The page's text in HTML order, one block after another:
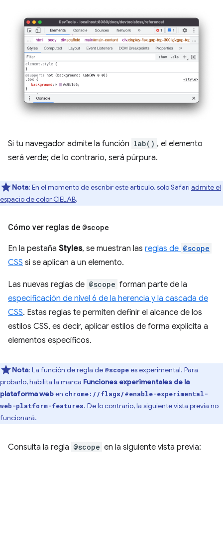
Si tu navegador admite la función lab() , el elemento
será verde; de lo contrario, será púrpura.
Nota: En el momento de escribir este artículo, solo Safari admite el
espacio de color CIELAB.
Cómo ver reglas de @scope
En la pestaña Styles, se muestran las reglas de @scope
CSS si se aplican a un elemento.
Las nuevas reglas de @scope forman parte de la
especificación de nivel 6 de la herencia y la cascada de
CSS. Estas reglas te permiten definir el alcance de los
estilos CSS, es decir, aplicar estilos de forma explícita a
elementos específicos.
Nota: La función de regla de @scopees experimental. Para
probarlo, habilita la marca Funciones experimentales de la
plataforma weben chrome://flags/#enable-experimental-
web-platform-features. De lo contrario, la siguiente vista previa no
funcionará.
Consulta la regla @scope en la siguiente vista previa: